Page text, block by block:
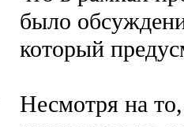
было
который
Несмотря на